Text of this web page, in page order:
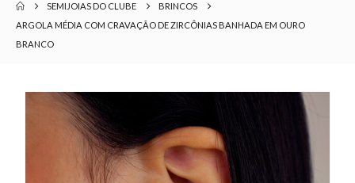
SEMIJOIAS DO CLUBE
BRINCOS
ARGOLA MÉDIA COM CRAVAÇÃO DE ZIRCÔNIAS BANHADA EM OURO
BRANCO